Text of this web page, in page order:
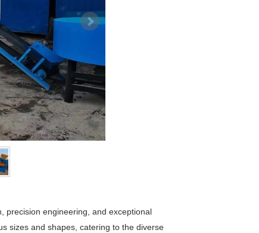
engineering, and exceptional
sizes and shapes, catering to the diverse